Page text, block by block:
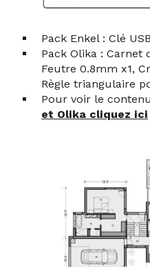
Pack Enkel : Clé
Pack Olika : Carnet
Feutre 0.8mm x1,
Règle triangulaire
Pour voir le
et Olika cliquez ici